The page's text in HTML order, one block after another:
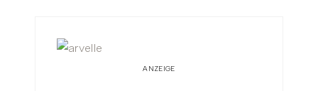
ANZEIGE